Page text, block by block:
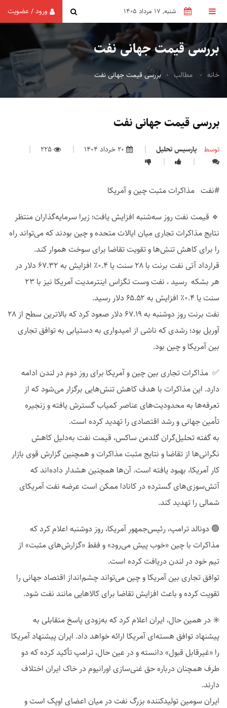
شنبه, 17 مرداد 1405 ورود/عضویت
بررسی قیمت جهانی نفت
خانه مطالب بررسی قیمت جهانی نفت
بررسی قیمت جهانی نفت
توسط پارسیس تحلیل
#نفت مذاکرات مثبت چین و آمریکا
🔹 قیمت نفت روز سه‌شنبه افزایش یافت؛ زیرا سرمایه‌گذاران منتظر
نتایج مذاکرات تجاری میان ایالات متحده و چین بودند که می‌تواند راه
را برای کاهش تنش‌ها و تقویت تقاضا برای سوخت هموار کند.
قرارداد آتی نفت برنت با ۲۸ سنت یا ۰.۴٪ افزایش به ۶۷.۳۲ دلار در
هر بشکه رسید ، نفت وست تگزاس اینترمدیت آمریکا نیز با ۲۳
سنت یا ۰.۴٪ افزایش به ۶۵.۵۲ دلار رسید.
نفت برنت روز دوشنبه به ۶۷.۱۹ دلار صعود کرد که بالاترین سطح از ۲۸
آوریل بود؛ رشدی که ناشی از امیدواری به دستیابی به توافق تجاری
بین آمریکا و چین بود.
✅ مذاکرات تجاری بین چین و آمریکا برای روز دوم در لندن ادامه
دارد. این مذاکرات با هدف کاهش تنش‌هایی برگزار می‌شود که از
تعرفه‌ها به محدودیت‌های عناصر کمیاب گسترش یافته و زنجیره
تأمین جهانی و رشد اقتصادی را تهدید کرده است.
به گفته تحلیل‌گران گلدمن ساکس، قیمت نفت به‌دلیل کاهش
نگرانی‌ها از تقاضا و نتایج مثبت مذاکرات و همچنین گزارش قوی بازار
کار آمریکا، بهبود یافته است. آن‌ها همچنین هشدار داده‌اند که
آتش‌سوزی‌های گسترده در کانادا ممکن است عرضه نفت آمریکای
شمالی را تهدید کند.
🟢 دونالد ترامپ، رئیس‌جمهور آمریکا، روز دوشنبه اعلام کرد که
مذاکرات با چین «خوب پیش می‌رود» و فقط «گزارش‌های مثبت» از
تیم خود در لندن دریافت کرده است.
توافق تجاری بین آمریکا و چین می‌تواند چشم‌انداز اقتصاد جهانی را
تقویت کرده و باعث افزایش تقاضا برای کالاهایی مانند نفت شود.
✳️ در همین حال، ایران اعلام کرد که به‌زودی پاسخ متقابلی به
پیشنهاد توافق هسته‌ای آمریکا ارائه خواهد داد. ایران پیشنهاد آمریکا
را «غیرقابل قبول» دانسته و در عین حال، ترامپ تأکید کرده که دو
طرف همچنان درباره حق غنی‌سازی اورانیوم در خاک ایران اختلاف
دارند.
ایران سومین تولیدکننده بزرگ نفت در میان اعضای اوپک است و